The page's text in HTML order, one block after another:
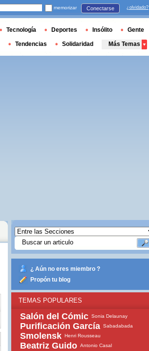
¿ Aún no eres miembro ?
Propón tu blog
TEMAS POPULARES
Salón del Cómic Sonia Delaunay
Purificación García Sabadabada
Smolensk Henri Rousseau
Beatriz Guido Antonio Casal
memorizar Conectarse ¿olvidado?
Tecnología Deportes Insólito Gente
Tendencias Solidaridad Más Temas